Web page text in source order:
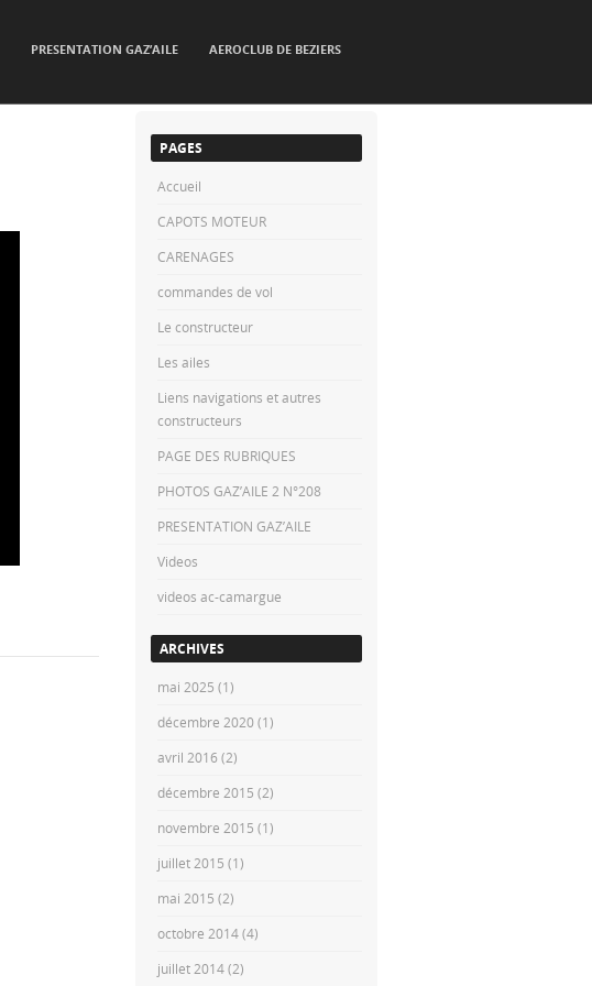
PRESENTATION GAZ’AILE AEROCLUB DE BEZIERS
PAGES
Accueil
CAPOTS MOTEUR
CARENAGES
commandes de vol
Le constructeur
Les ailes
Liens navigations et autres
constructeurs
PAGE DES RUBRIQUES
PHOTOS GAZ’AILE 2 N°208
PRESENTATION GAZ’AILE
Videos
videos ac-camargue
ARCHIVES
mai 2025 (1)
décembre 2020(1)
avril 2016 (2)
décembre 2015 (2)
novembre 2015 (1)
juillet 2015 (1)
mai 2015 (2)
octobre 2014(4)
juillet 2014(2)